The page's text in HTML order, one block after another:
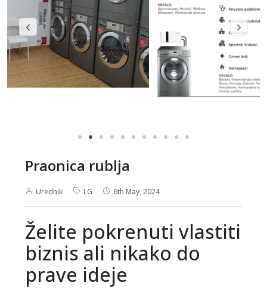
Praonica rublja
Urednik LG 6th May, 2024
Želite pokrenuti vlastiti
biznis ali nikako do
prave ideje